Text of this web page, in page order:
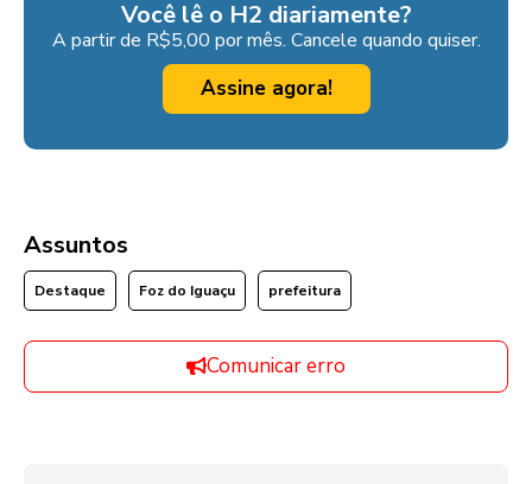
Você lê o H2 diariamente?
A partir de R$5,00 por mês. Cancele quando quiser.
Assine agora!
Assuntos
Destaque Foz do Iguaçu prefeitura
Comunicar erro